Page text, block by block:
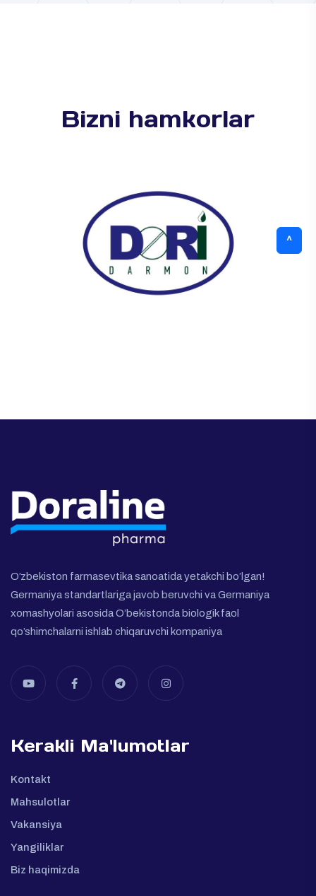
Bizni hamkorlar
^
O’zbekiston farmasevtika sanoatida yetakchi bo’lgan!
Germaniya standartlariga javob beruvchi va Germaniya
xomashyolari asosida O’bekistonda biologik faol
qo’shimchalarni ishlab chiqaruvchi kompaniya
Kerakli Ma'lumotlar
Kontakt
Mahsulotlar
Vakansiya
Yangiliklar
Biz haqimizda